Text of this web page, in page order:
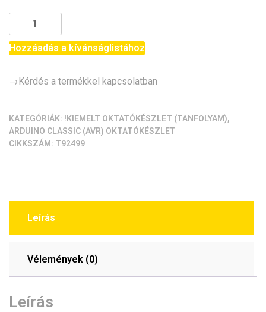
[Megújult
készlet!]
Tanfolyami
napos
oktatócsomag]
mennyiség
Hozzáadás a kívánságlistához
→Kérdés a termékkel kapcsolatban
KATEGÓRIÁK: !KIEMELT OKTATÓKÉSZLET (TANFOLYAM),
ARDUINO CLASSIC (AVR) OKTATÓKÉSZLET
CIKKSZÁM: T92499
Leírás
Vélemények (0)
Leírás